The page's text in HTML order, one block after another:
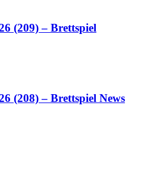
(209) – Brettspiel
(208) – Brettspiel News